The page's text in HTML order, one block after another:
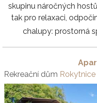
skupinu náročných
tak pro relaxaci,
chalupy: prostorná
Rekreační dům